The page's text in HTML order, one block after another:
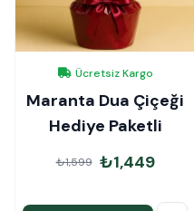
Ücretsiz Kargo
Maranta Dua Çiçeği
Hediye Paketli
₺1,599 ₺1,449